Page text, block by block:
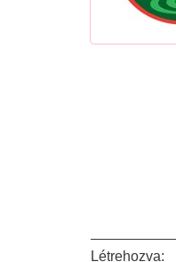
Létrehozva: